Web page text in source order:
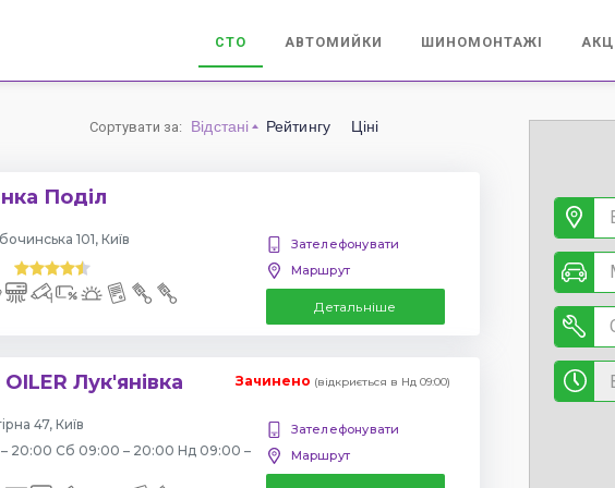
СТО АВТОМИЙКИ ШИНОМОНТАЖІ
Сортувати за: Відстані Рейтингу Ціні
Поділ
101, Київ
Зателефонувати
Маршрут
Детальніше
Лук'янівка Зачинено (відкриється в Нд 09:00)
47, Київ
20:00 Сб 09:00 – 20:00 Нд 09:00 –
Зателефонувати
Маршрут